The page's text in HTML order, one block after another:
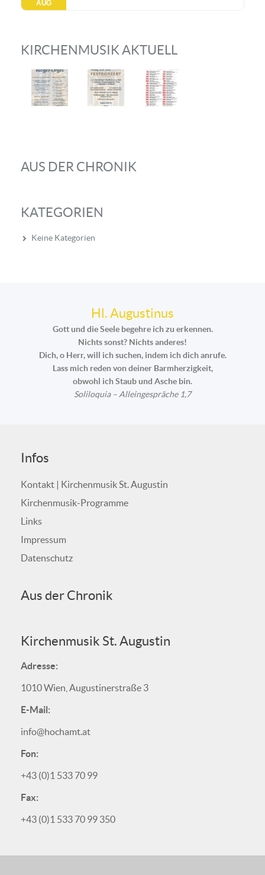
AUG
KIRCHENMUSIK AKTUELL
AUS DER CHRONIK
KATEGORIEN
Keine Kategorien
Hl. Augustinus
Gott und die Seele begehre ich zu erkennen.
Nichts sonst? Nichts anderes!
Dich, o Herr, will ich suchen, indem ich dich anrufe.
Lass mich reden von deiner Barmherzigkeit,
obwohl ich Staub und Asche bin.
Soliloquia – Alleingespräche 1,7
Infos
Kontakt | Kirchenmusik St. Augustin
Kirchenmusik-Programme
Links
Impressum
Datenschutz
Aus der Chronik
Kirchenmusik St. Augustin
Adresse:
1010 Wien, Augustinerstraße 3
E-Mail:
info@hochamt.at
Fon:
+43 (0)1 533 70 99
Fax:
+43 (0)1 533 70 99 350